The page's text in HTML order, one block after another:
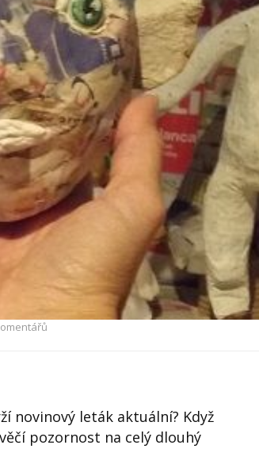
novinový leták aktuální? Když
pozornost na celý dlouhý